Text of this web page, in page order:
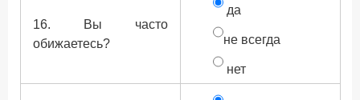
16. Вы часто
обижаетесь?
да
не всегда
нет